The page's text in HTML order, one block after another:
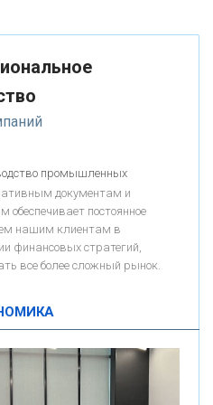
платежей за пять лет
рынок - «Интервью»
советом, это пропустить его
полезен никому, кроме того, кто его
не люблю, когда их дают мне.
промышленных
документам и
обеспечивает постоянное
нашим клиентам в
финансовых стратегий,
все более сложный рынок.